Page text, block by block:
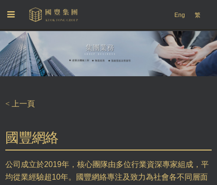
< 上一頁
國豐網絡
公司成立於2019年，核心團隊由多位行業資深專家組成，平
均從業經驗超10年。國豐網絡專注及致力為社會各不同層面
Eng 繁